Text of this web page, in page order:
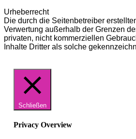
Urheberrecht
Die durch die Seitenbetreiber
Verwertung außerhalb der Grenzen
privaten, nicht kommerziellen
Inhalte Dritter als solche
Schließen
Privacy Overview